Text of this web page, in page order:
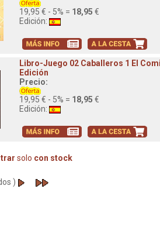
19,95 € - 5% = 18,95 €
Edición:
Libro-Juego 02 Caballeros 1 El
Edición
Precio:
19,95 € - 5% = 18,95 €
Edición:
solo con stock
)